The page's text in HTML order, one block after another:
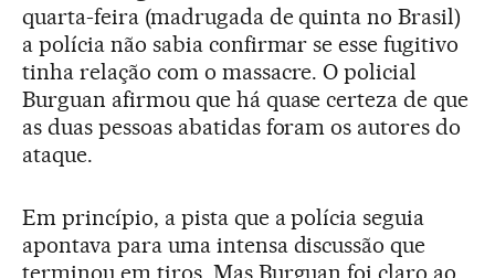
quarta-feira (madrugada de quinta no Brasil)
a polícia não sabia confirmar se esse fugitivo
tinha relação com o massacre. O policial
Burguan afirmou que há quase certeza de que
as duas pessoas abatidas foram os autores do
ataque.
Em princípio, a pista que a polícia seguia
apontava para uma intensa discussão que
terminou em tiros. Mas Burguan foi claro ao